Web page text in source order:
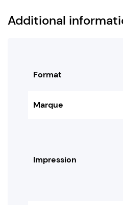
Additional
Format
Marque
Impression